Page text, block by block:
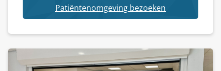
Patiëntenomgeving bezoeken
Apotheek